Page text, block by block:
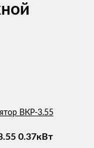
ВКР-3.55
0.37кВт